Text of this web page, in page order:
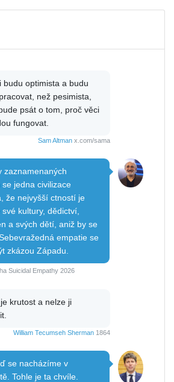
budu optimista a budu
než pesimista,
psát o tom, proč věci
fungovat.
Sam Altman x.com/sama
zaznamenaných
se jedna civilizace
že nejvyšší ctností je
kultury, dědictví,
a svých dětí, aniž by se
empatie se
zkázou Západu.
Suicidal Empathy 2026
krutost a nelze ji
William Tecumseh Sherman 1864
se nacházíme v
Tohle je ta chvíle.